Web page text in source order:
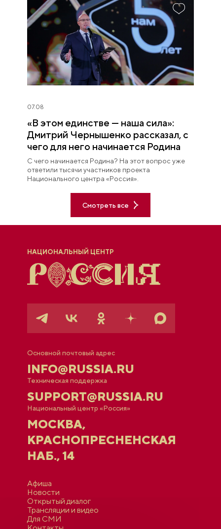
07.08
«В этом единстве — наша сила»:
Дмитрий Чернышенко рассказал, с
чего для него начинается Родина
С чего начинается Родина? На этот вопрос уже
ответили тысячи участников проекта
Национального центра «Россия».
Смотреть все
НАЦИОНАЛЬНЫЙ ЦЕНТР
Основной почтовый адрес
INFO@RUSSIA.RU
Техническая поддержка
SUPPORT@RUSSIA.RU
Национальный центр «Россия»
МОСКВА,
КРАСНОПРЕСНЕНСКАЯ
НАБ., 14
Афиша
Новости
Открытый диалог
Трансляции и видео
Для СМИ